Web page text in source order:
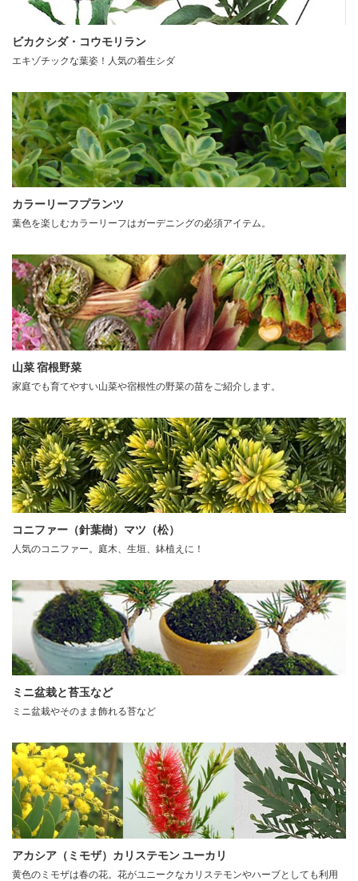
ビカクシダ・コウモリラン
エキゾチックな葉姿！人気の着生シダ
カラーリーフプランツ
葉色を楽しむカラーリーフはガーデニングの必須アイテム。
山菜 宿根野菜
家庭でも育てやすい山菜や宿根性の野菜の苗をご紹介します。
コニファー（針葉樹）マツ（松）
人気のコニファー。庭木、生垣、鉢植えに！
ミニ盆栽と苔玉など
ミニ盆栽やそのまま飾れる苔など
アカシア（ミモザ）カリステモン ユーカリ
黄色のミモザは春の花。花がユニークなカリステモンやハーブとしても利用